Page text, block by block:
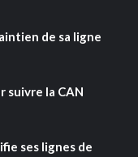
de sa ligne
suivre la CAN
ses lignes de